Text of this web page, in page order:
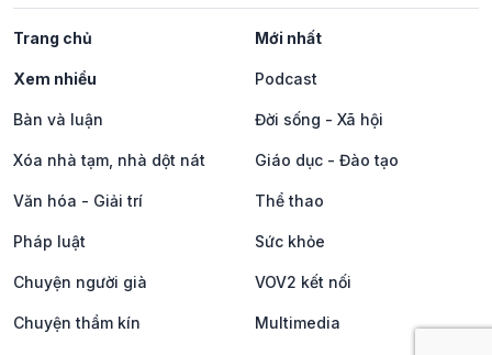
Trang chủ Mới nhất
Xem nhiều Podcast
Bàn và luận Đời sống - Xã hội
Xóa nhà tạm, nhà dột nát Giáo dục - Đào tạo
Văn hóa - Giải trí Thể thao
Pháp luật Sức khỏe
Chuyện người già VOV2 kết nối
Chuyện thầm kín Multimedia